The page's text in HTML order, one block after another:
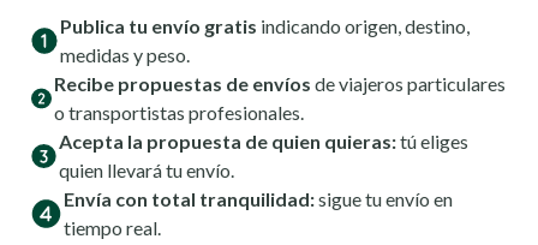
Publica tu envío gratis indicando origen, destino,
medidas y peso.
Recibe propuestas de envíos de viajeros particulares
o transportistas profesionales.
Acepta la propuesta de quien quieras:tú eliges
quien llevará tu envío.
Envía con total tranquilidad:sigue tu envío en
tiempo real.